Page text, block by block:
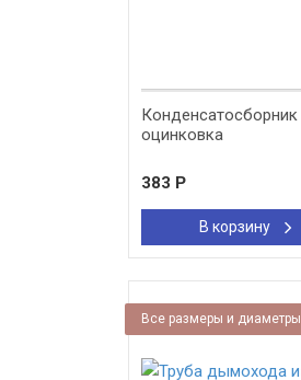
Конденсатосборник
оцинковка
383 Р
В корзину
Все размеры и диаметры